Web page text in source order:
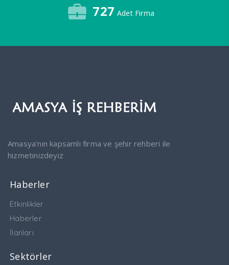
727 Adet Firma
Amasya'nın kapsamlı firma ve şehir rehberi ile
hizmetinizdeyiz
Haberler
Etkinlikler
Haberler
İlanları
Sektörler